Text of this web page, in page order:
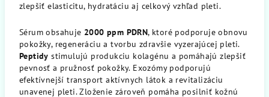
zlepšiť elasticitu, hydratáciu aj celkový vzhľad pleti.
Sérum obsahuje 2000 ppm PDRN, ktoré podporuje obnovu
pokožky, regeneráciu a tvorbu zdravšie vyzerajúcej pleti.
Peptidy stimulujú produkciu kolagénu a pomáhajú zlepšiť
pevnosť a pružnosť pokožky. Exozómy podporujú
efektívnejší transport aktívnych látok a revitalizáciu
unavenej pleti. Zloženie zároveň pomáha posilniť kožnú